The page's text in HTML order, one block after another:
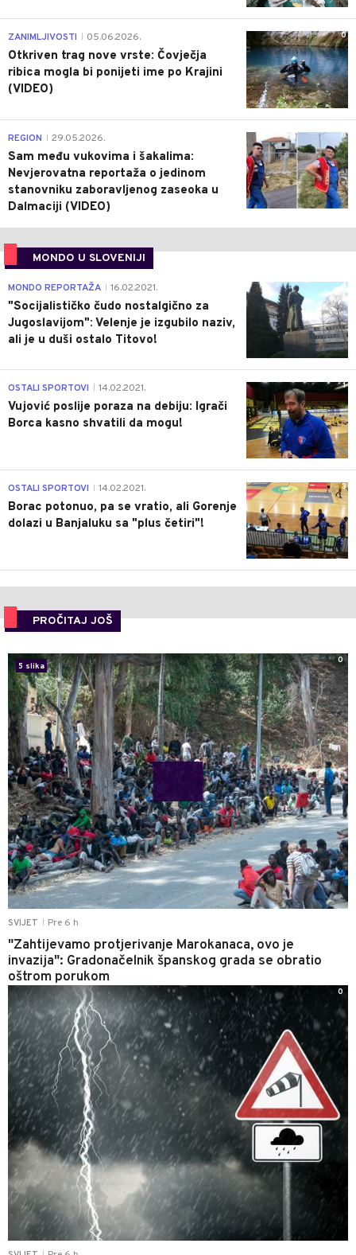
0
ZANIMLJIVOSTI 05.06.2026.
Otkriven trag nove vrste: Čovječja
ribica mogla bi ponijeti ime po Krajini
(VIDEO)
0
REGION 29.05.2026.
Sam među vukovima i šakalima:
Nevjerovatna reportaža o jedinom
stanovniku zaboravljenog zaseoka u
Dalmaciji (VIDEO)
MONDO U SLOVENIJI
4
MONDO REPORTAŽA 16.02.2021.
"Socijalističko čudo nostalgično za
Jugoslavijom": Velenje je izgubilo naziv,
ali je u duši ostalo Titovo!
1
OSTALI SPORTOVI 14.02.2021.
Vujović poslije poraza na debiju: Igrači
Borca kasno shvatili da mogu!
3
OSTALI SPORTOVI 14.02.2021.
Borac potonuo, pa se vratio, ali Gorenje
dolazi u Banjaluku sa "plus četiri"!
PROČITAJ JOŠ
SVIJET Pre 6 h
"Zahtijevamo protjerivanje Marokanaca, ovo je
invazija": Gradonačelnik španskog grada se obratio
oštrom porukom
5 slika
0
0